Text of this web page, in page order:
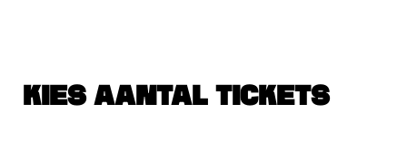
KIES AANTAL TICKETS